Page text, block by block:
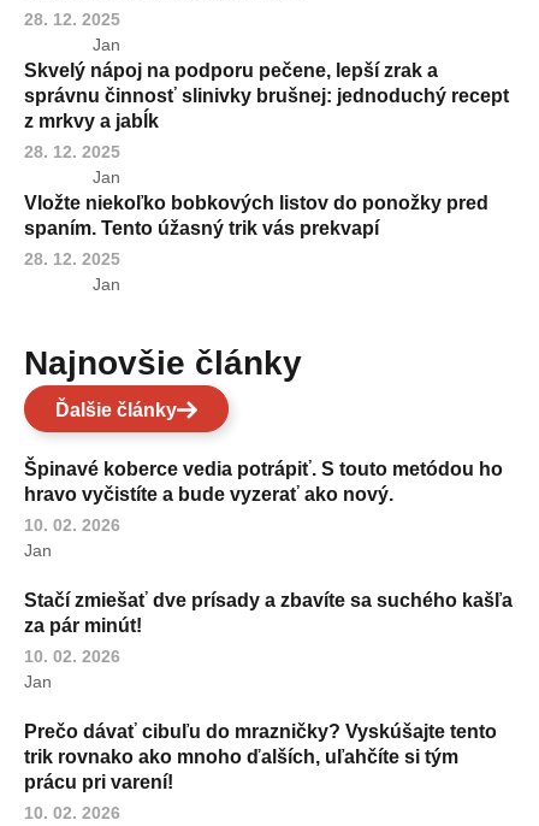
28. 12. 2025
Jan
Skvelý nápoj na podporu pečene, lepší zrak a
správnu činnosť slinivky brušnej: jednoduchý recept
z mrkvy a jabĺk
28. 12. 2025
Jan
Vložte niekoľko bobkových listov do ponožky pred
spaním. Tento úžasný trik vás prekvapí
28. 12. 2025
Jan
Najnovšie články
Ďalšie články
Špinavé koberce vedia potrápiť. S touto metódou ho
hravo vyčistíte a bude vyzerať ako nový.
10. 02. 2026
Jan
Stačí zmiešať dve prísady a zbavíte sa suchého kašľa
za pár minút!
10. 02. 2026
Jan
Prečo dávať cibuľu do mrazničky? Vyskúšajte tento
trik rovnako ako mnoho ďalších, uľahčíte si tým
prácu pri varení!
10. 02. 2026